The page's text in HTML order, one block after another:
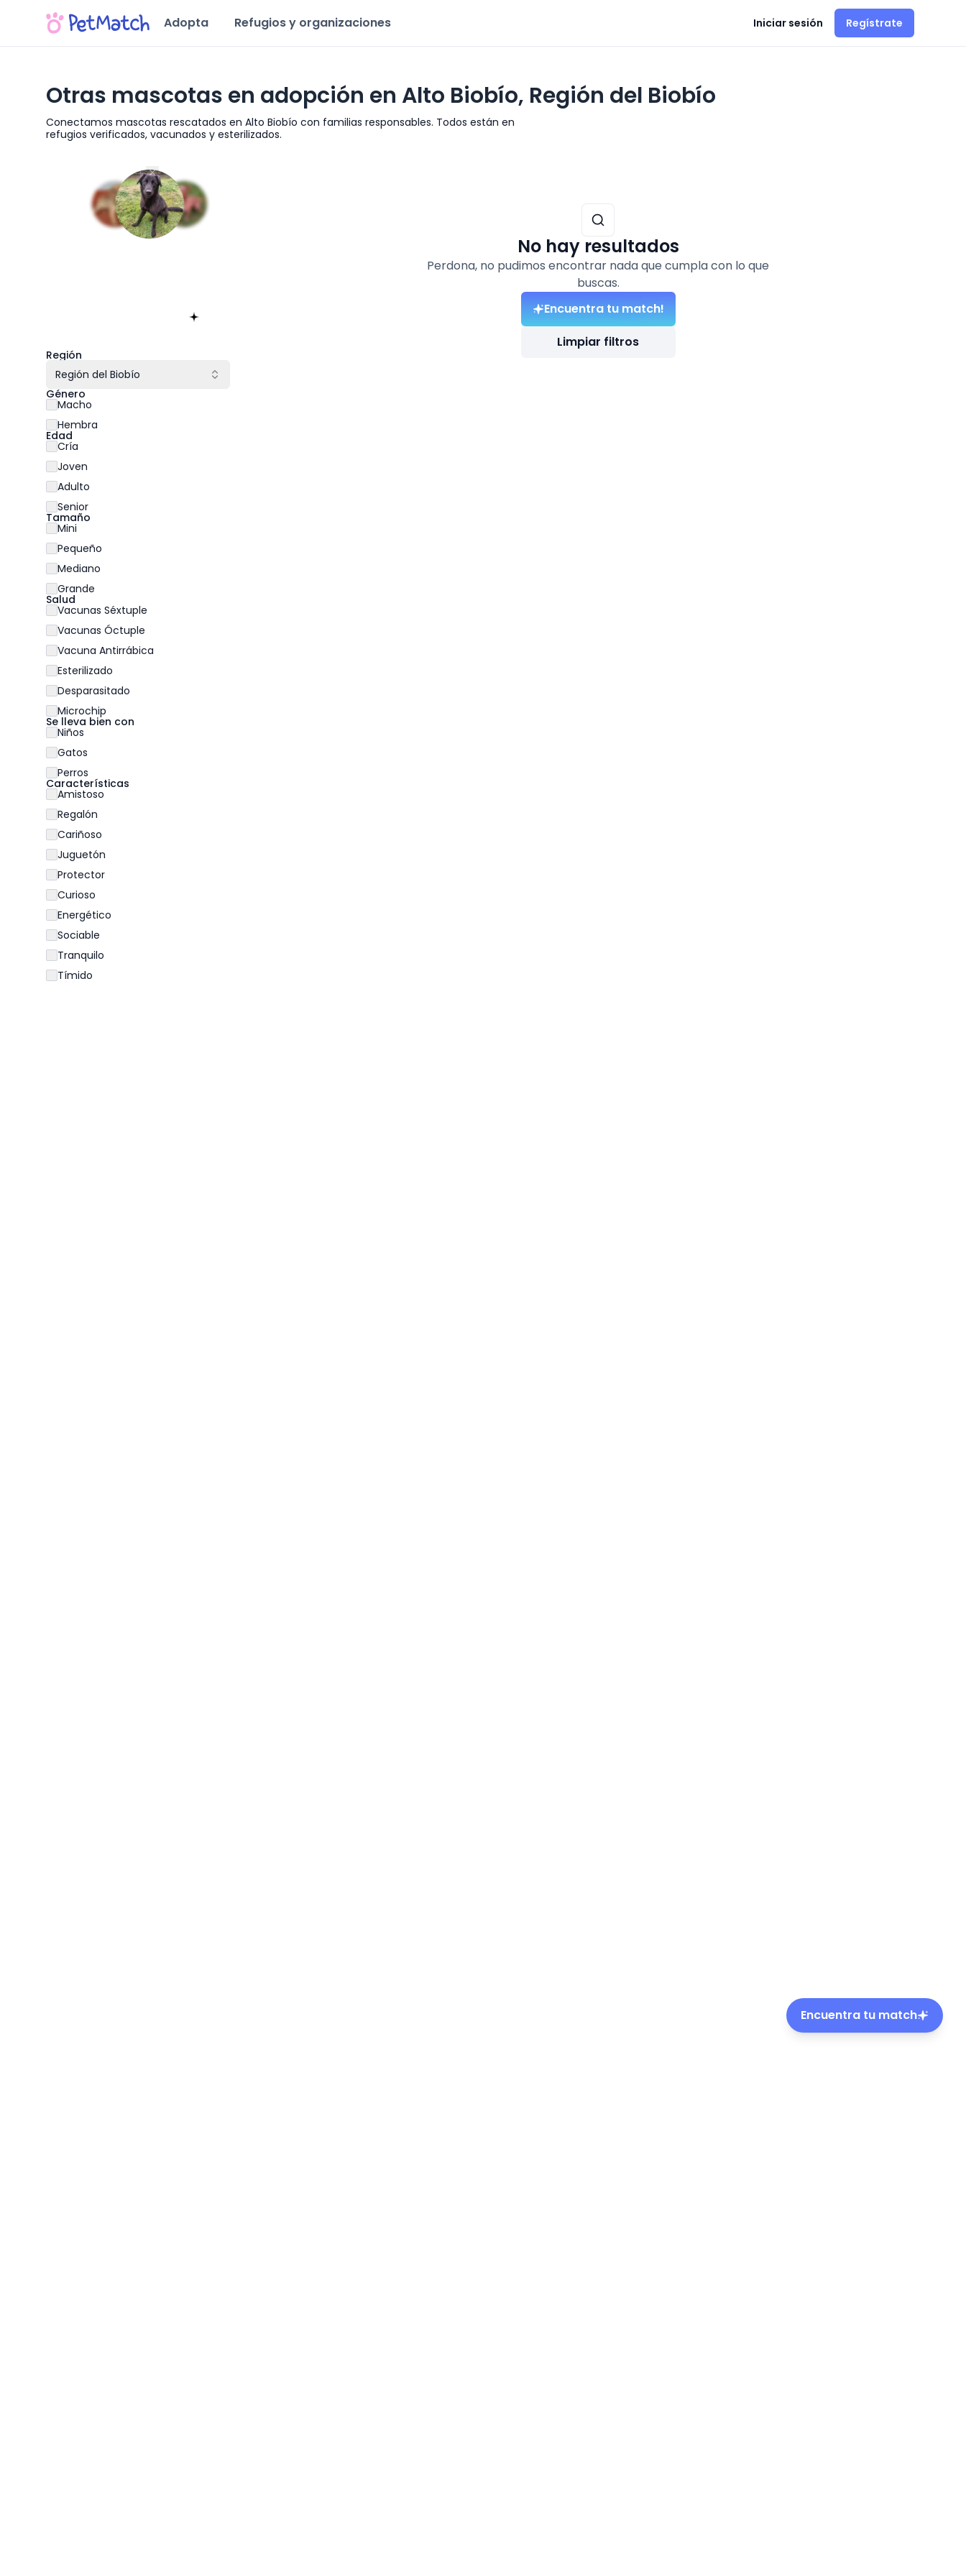
Adopta Refugios y organizaciones Iniciar sesión Regístrate
Otras mascotas en adopción en Alto Biobío, Región del Biobío
Conectamos mascotas rescatados en Alto Biobío con familias responsables. Todos están en
refugios verificados, vacunados y esterilizados.
Región del Biobío
Región
Región del Biobío
Género
Macho
Hembra
Edad
Cría
Joven
Adulto
Senior
Tamaño
Mini
Pequeño
Mediano
Grande
Salud
Vacunas Séxtuple
Vacunas Óctuple
Vacuna Antirrábica
Esterilizado
Desparasitado
Microchip
Se lleva bien con
Niños
Gatos
Perros
Características
Amistoso
Regalón
Cariñoso
Juguetón
Protector
Curioso
Energético
Sociable
Tranquilo
Tímido
No hay resultados
Perdona, no pudimos encontrar nada que cumpla con lo que
buscas.
Encuentra tu match!
Limpiar filtros
Encuentra tu match